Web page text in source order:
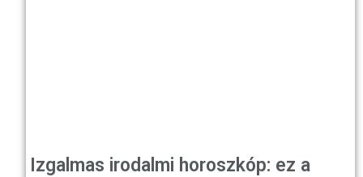
Izgalmas irodalmi horoszkóp: ez a